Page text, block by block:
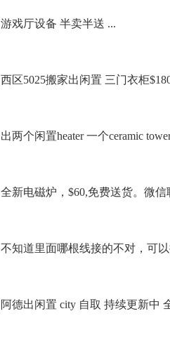
游戏厅设备 半卖半送 ...
西区5025搬家出闲置 三门衣柜
出两个闲置heater 一个ceramic
全新电磁炉，$60,免费送货。微信
不知道里面哪根线接的不对，可
阿德出闲置 city 自取 持续更新中